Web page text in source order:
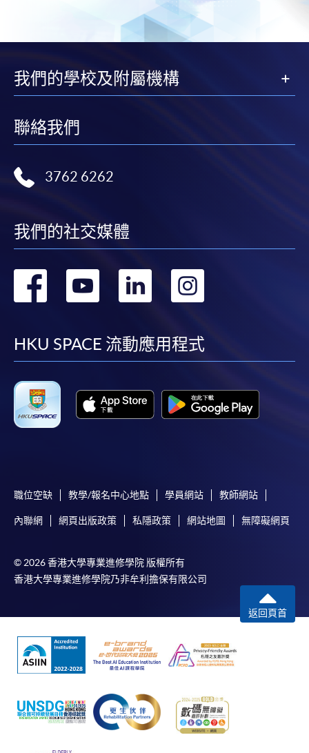
申請人應注意，不論親身或網上報讀，相同的課
程/科目只可提交一次申請。
在網上報名過程中，付款成功後，網頁將顯示付款
子郵件帳戶。請保留確定回條作日後查詢用途。
法例規定外，一切已繳費用，概不退還。
請者是否獲取錄。落選的申請人將獲退還已繳交的
本學院為學院開設的其中一些課程提供在線服務的平台。雖然
會保證下列各項：資訊並無侵犯版權，資訊可安全使用、資訊
準確、資訊適合任何目的、資訊不含電腦病毒等。
本學院（包括其僱員及附屬機構）對你在網上付款而由下列原
因所導致的任何損失，一概不負責；上述原因包括：（1）由
（3）付款的網關在完成網上付款時出現的故障、失靈、或失
誤；（4）任何由付款的網關引起或與付款的網關相關的原
以上中文本純作參考之用，如內容與英文版本有任何歧義，一
付款方法
1. 現金、「易辦事」（EPS）、微信支付
(WeChat Pay) 或支付寶(Alipay)
申請人可親臨學院任何一所報名中心，以現金、「易
辦事」、微信支付（WeChat Pay）或支付寶
（Alipay） 繳付學費。
我們的學校及附屬機構
聯絡我們
3762 6262
我們的社交媒體
轉
facebook
轉
youtube
轉
linkedin
轉
HKU SPACE 流動應用程式
職位空缺 教學/報名中心地點 學員網站 教師網站
內聯網 網頁出版政策 私隱政策 網站地圖 無障礙網頁
© 2026 香港大學專業進修學院 版權所有
香港大學專業進修學院乃非牟利擔保有限公司
返回頁首